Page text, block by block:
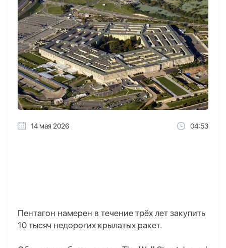
14 мая 2026 04:53
Пентагон намерен в течение трёх лет закупить
10 тысяч недорогих крылатых ракет.